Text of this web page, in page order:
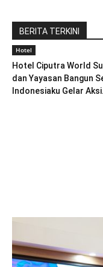
BERITA TERKINI
Hotel
Hotel Ciputra World
dan Yayasan Bangun
Indonesiaku Gelar